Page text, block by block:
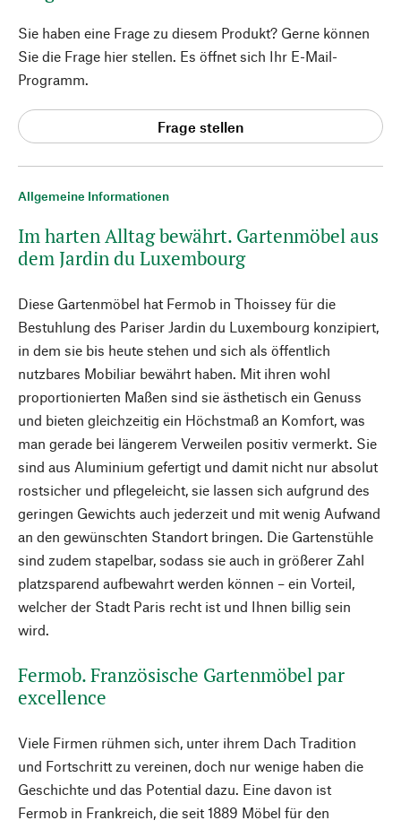
Allgemeine Informationen
Im harten Alltag bewährt. Gartenmöbel aus
dem Jardin du Luxembourg
Diese Gartenmöbel hat Fermob in Thoissey für die
Bestuhlung des Pariser Jardin du Luxembourg konzipiert,
in dem sie bis heute stehen und sich als öffentlich
nutzbares Mobiliar bewährt haben. Mit ihren wohl
proportionierten Maßen sind sie ästhetisch ein Genuss
und bieten gleichzeitig ein Höchstmaß an Komfort, was
man gerade bei längerem Verweilen positiv vermerkt. Sie
sind aus Aluminium gefertigt und damit nicht nur absolut
rostsicher und pflegeleicht, sie lassen sich aufgrund des
geringen Gewichts auch jederzeit und mit wenig Aufwand
an den gewünschten Standort bringen. Die Gartenstühle
sind zudem stapelbar, sodass sie auch in größerer Zahl
platzsparend aufbewahrt werden können – ein Vorteil,
welcher der Stadt Paris recht ist und Ihnen billig sein
wird.
Fermob. Französische Gartenmöbel par
excellence
Viele Firmen rühmen sich, unter ihrem Dach Tradition
und Fortschritt zu vereinen, doch nur wenige haben die
Geschichte und das Potential dazu. Eine davon ist
Fermob in Frankreich, die seit 1889 Möbel für den
Sie haben eine Frage zu diesem Produkt? Gerne können
Sie die Frage hier stellen. Es öffnet sich Ihr E-Mail-
Programm.
Frage stellen